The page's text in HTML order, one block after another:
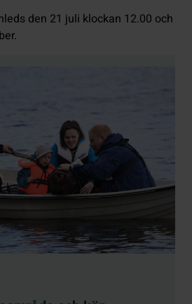
den 21 juli klockan 12.00 och